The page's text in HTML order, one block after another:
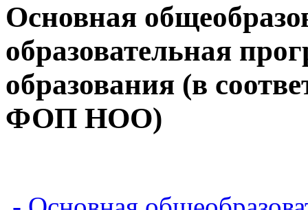
Основная
образовательная
образования (в
ФОП НОО)